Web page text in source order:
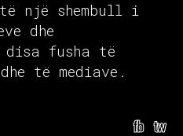
një shembull i
dhe
disa fusha të
të mediave.
fb tw